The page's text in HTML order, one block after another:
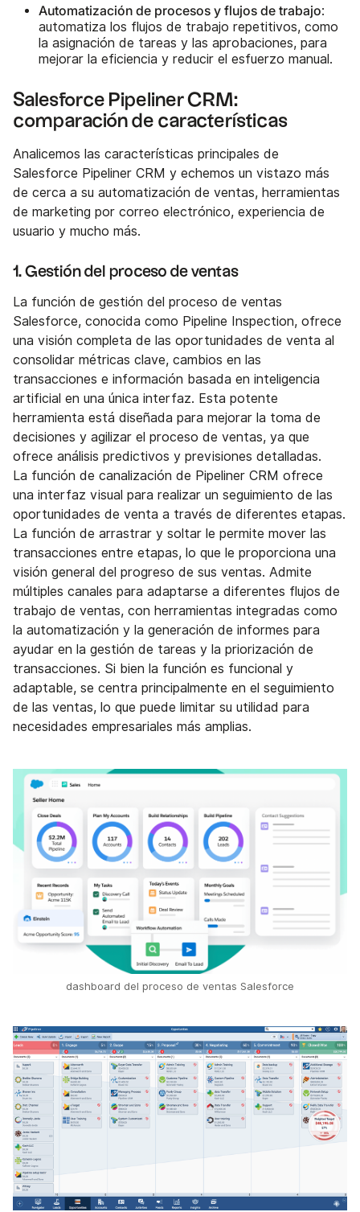
Automatización de procesos y flujos de trabajo:
automatiza los flujos de trabajo repetitivos, como
la asignación de tareas y las aprobaciones, para
mejorar la eficiencia y reducir el esfuerzo manual.
Salesforce Pipeliner CRM:
comparación de características
Analicemos las características principales de
Salesforce Pipeliner CRM y echemos un vistazo más
de cerca a su automatización de ventas, herramientas
de marketing por correo electrónico, experiencia de
usuario y mucho más.
1. Gestión del proceso de ventas
La función de gestión del proceso de ventas
Salesforce, conocida como Pipeline Inspection, ofrece
una visión completa de las oportunidades de venta al
consolidar métricas clave, cambios en las
transacciones e información basada en inteligencia
artificial en una única interfaz. Esta potente
herramienta está diseñada para mejorar la toma de
decisiones y agilizar el proceso de ventas, ya que
ofrece análisis predictivos y previsiones detalladas.
La función de canalización de Pipeliner CRM ofrece
una interfaz visual para realizar un seguimiento de las
oportunidades de venta a través de diferentes etapas.
La función de arrastrar y soltar le permite mover las
transacciones entre etapas, lo que le proporciona una
visión general del progreso de sus ventas. Admite
múltiples canales para adaptarse a diferentes flujos de
trabajo de ventas, con herramientas integradas como
la automatización y la generación de informes para
ayudar en la gestión de tareas y la priorización de
transacciones. Si bien la función es funcional y
adaptable, se centra principalmente en el seguimiento
de las ventas, lo que puede limitar su utilidad para
necesidades empresariales más amplias.
dashboard del proceso de ventas Salesforce